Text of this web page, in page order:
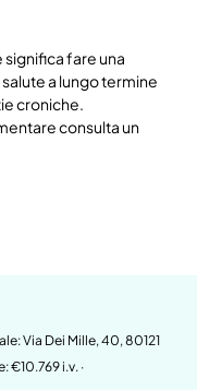
fare una
a lungo termine
croniche.
consulta un
Via Dei Mille, 40, 80121
€10.769 i.v. ·